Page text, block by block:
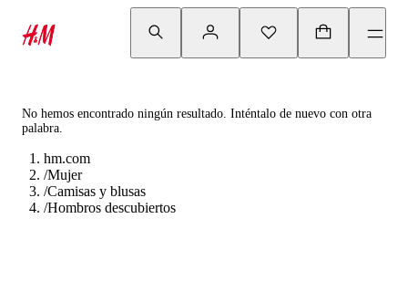
No hemos encontrado ningún resultado. Inténtalo de nuevo con otra
palabra.
hm.com
/Mujer
/Camisas y blusas
/Hombros descubiertos